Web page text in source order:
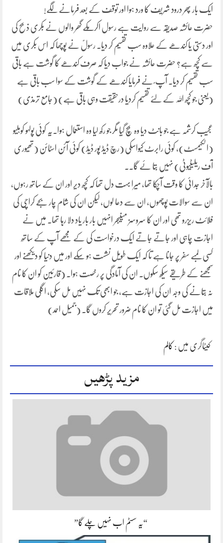
ایک بار پھر درود شریف کا ورد ہوا اور توقف کے بعد فرمانے لگے!
حضرت عائشہ صدیقہ سے روایت ہے رسول اکرمٌکے گھر والوں نے بکری ذبح کی
اور دستی یا کندھے کے علاوہ سب تقسیم کر دیا۔ رسولٌ نے پوچھا کہ اس بکری میں
سے کچھ ہے؟ حضرت عائشہ نے جواب دیا کہ صرف کندھے کا گوشت ہے باقی
سب تقسیم کر دیا۔ آپ ؐ نے فرمایا کندھے کے گوشت کے سوا سب باقی ہے
(یعنی جو کچھ اللہ کے لئے تقسیم کردیا درحقیقت وہی باقی ہے) (جامع ترمذی)
عجیب کرشمہ ہے جو بانٹ دیا وہ بچ گیا مگر جو رکھ لیا وہ استعمال ہوا۔یہ کوئی پولہو کوہلیو
(الکیمسٹ)، کوئی رابرٹ کیواسکی (رچ ڈیڈ پور ڈیڈ) کوئی آئن اسٹائن (تھیوری
آف ریلیٹیوٹی) نہیں بتا ئے گا۔۔
بالآخر جدائی کا وقت آچکا تھا، میرا بہت دل تھا کہ کچھ دیر اور ان کے ساتھ رہوں،
ان سے سوالات پوچھوں، ان سے دعا لوں، لیکن ان کی شام چار بجے کراچی کی
فلائٹ ریزرو تھی اور ان کا سروسز مینیجر انہیں بار بار یاد دلا رہا تھا۔ میں نے
اجازت چاہی اور جاتے جاتے ایک درخواست کی کے مجھے آپ کے ساتھ
کسی لمبے سفر پر جانا ہے تا کہ ایک طویل نشست ہو سکے اور میں دنیا کو دیکھنے اور
سمجھنے کے طریقے سیکھ سکوں۔ ان کی آمادگی پر رخصت ہوا۔ (قارئین کو ان کا نام
نہ بتانے کی وجہ ان کی اجازت ہے، جو ابھی تک نہیں مل سکی، اگلی ملاقات
میں اجازت مل گئی تو ان کا نام ضرور تحریر کروں گا۔ (جمیل احمد)
کیٹاگری میں : کالم
مزید پڑھیں
“یہ سسٹم اب نہیں چلے گا”